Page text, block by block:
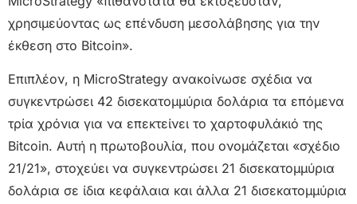
χρησιμεύοντας ως επένδυση μεσολάβησης για την
έκθεση στο Bitcoin».
Επιπλέον, η MicroStrategy ανακοίνωσε σχέδια να
συγκεντρώσει 42 δισεκατομμύρια δολάρια τα επόμενα
τρία χρόνια για να επεκτείνει το χαρτοφυλάκιό της
Bitcoin. Αυτή η πρωτοβουλία, που ονομάζεται «σχέδιο
21/21», στοχεύει να συγκεντρώσει 21 δισεκατομμύρια
δολάρια σε ίδια κεφάλαια και άλλα 21 δισεκατομμύρια